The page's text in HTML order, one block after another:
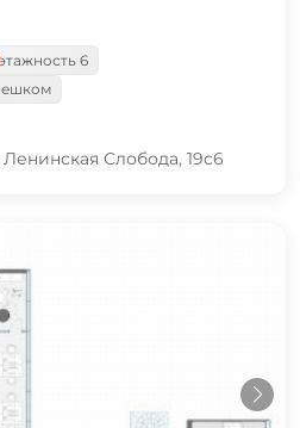
6
Слобода, 19с6